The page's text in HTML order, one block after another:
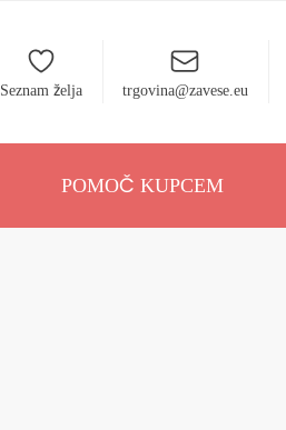
Seznam želja trgovina@zavese.eu
POMOČ KUPCEM